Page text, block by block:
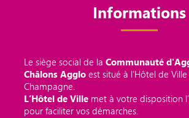
Informations
Le siège social de laCommunauté
Châlons Aggloest situé à l'Hôtel de
Champagne.
L’Hôtel de Ville met à votre disposition
pour faciliter vos démarches.